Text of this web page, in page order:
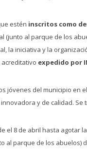
estén inscritos como
(junto al parque de los
la iniciativa y la
acreditativo expedido por
jóvenes del municipio
y de calidad.
el 8 de abril hasta agotar
al parque de los abuelos)